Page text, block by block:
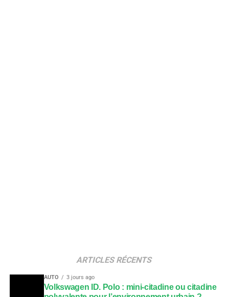
ARTICLES RÉCENTS
AUTO 3 jours ago
Volkswagen ID. Polo : mini-citadine ou citadine